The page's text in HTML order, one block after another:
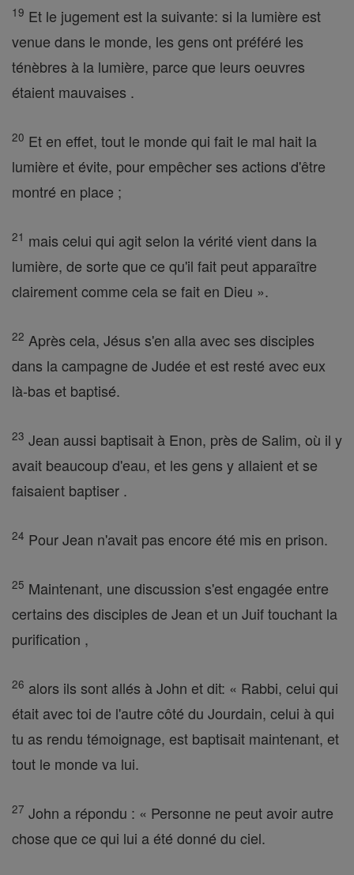
19 Et le jugement est la suivante: si la lumière est
venue dans le monde, les gens ont préféré les
ténèbres à la lumière, parce que leurs oeuvres
étaient mauvaises .
20 Et en effet, tout le monde qui fait le mal hait la
lumière et évite, pour empêcher ses actions d'être
montré en place ;
21 mais celui qui agit selon la vérité vient dans la
lumière, de sorte que ce qu'il fait peut apparaître
clairement comme cela se fait en Dieu ».
22 Après cela, Jésus s'en alla avec ses disciples
dans la campagne de Judée et est resté avec eux
là-bas et baptisé.
23 Jean aussi baptisait à Enon, près de Salim, où il y
avait beaucoup d'eau, et les gens y allaient et se
faisaient baptiser .
24 Pour Jean n'avait pas encore été mis en prison.
25 Maintenant, une discussion s'est engagée entre
certains des disciples de Jean et un Juif touchant la
purification ,
26 alors ils sont allés à John et dit: « Rabbi, celui qui
était avec toi de l'autre côté du Jourdain, celui à qui
tu as rendu témoignage, est baptisait maintenant, et
tout le monde va lui.
27 John a répondu : « Personne ne peut avoir autre
chose que ce qui lui a été donné du ciel.